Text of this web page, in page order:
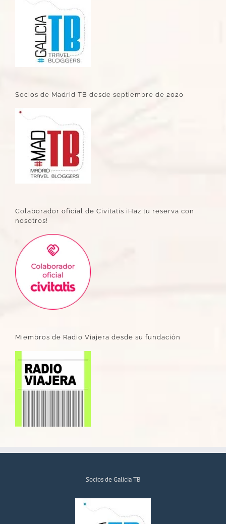
Socios de Madrid TB desde septiembre de 2020
Colaborador oficial de Civitatis ¡Haz tu reserva con
nosotros!
Miembros de Radio Viajera desde su fundación
Socios de Galicia TB